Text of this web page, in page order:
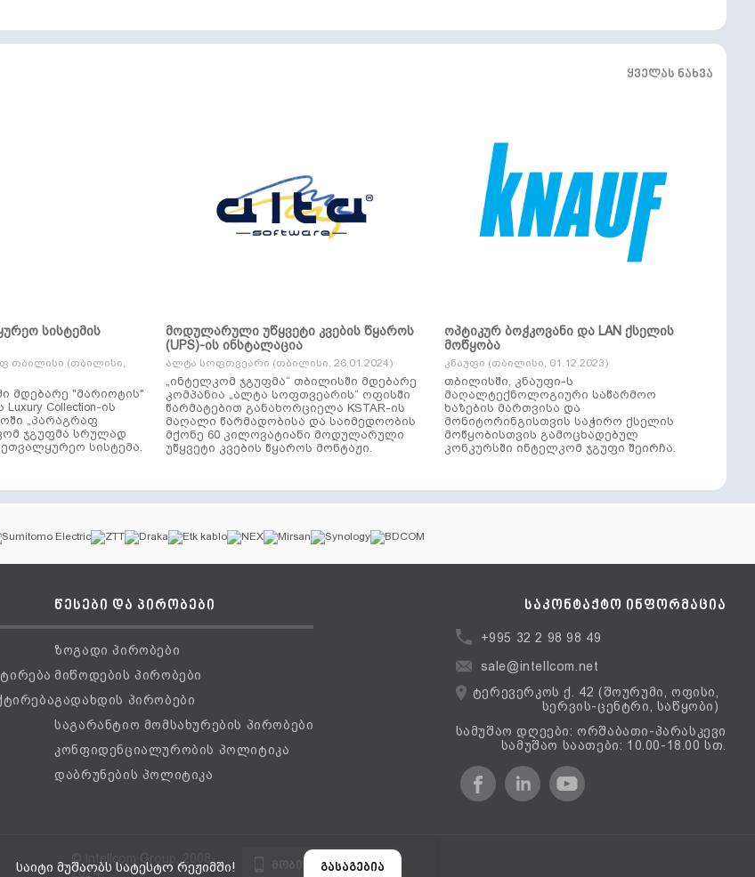
ყველას ნახვა
სისტემის
თბილისი (თბილისი,
მდებარე "მარიოტის"
Collection-ის
„პარაგრაფ
ჯგუფმა სრულად
სისტემა.
მოდულარული უწყვეტი კვების წყაროს
(UPS)-ის ინსტალაცია
ალტა სოფთვეარი (თბილისი, 26.01.2024)
„ინტელკომ ჯგუფმა“ თბილისში მდებარე
კომპანია „ალტა სოფთვეარის“ ოფისში
წარმატებით განახორციელა KSTAR-ის
მაღალი წარმადობისა და საიმედოობის
მქონე 60 კილოვატიანი მოდულარული
უწყვეტი კვების წყაროს მონტაჟი.
ოპტიკურ ბოჭკოვანი და LAN ქსელის
მოწყობა
კნაუფი (თბილისი, 01.12.2023)
თბილისში, კნაუფი-ს
მაღალტექნოლოგიური საწარმოო
ხაზების მართვისა და
მონიტორინგისთვის საჭირო ქსელის
მოწყობისთვის გამოცხადებულ
კონკურსში ინტელკომ ჯგუფი შეირჩა.
წესები და პირობები
ზოგადი პირობები
მიწოდების პირობები
გადახდის პირობები
საგარანტიო მომსახურების პირობები
კონფიდენციალურობის პოლიტიკა
დაბრუნების პოლიტიკა
საკონტაქტო ინფორმაცია
+995 32 2 98 98 49
sale@intellcom.net
ტერევერკოს ქ. 42 (შოურუმი, ოფისი,
სერვის-ცენტრი, საწყობი)
სამუშაო დღეები: ორშაბათი-პარასკევი
სამუშაო საათები: 10.00-18.00 სთ.
2024
მობილური ვერსია
საიტი მუშაობს სატესტო რეჟიმში! გასაგებია